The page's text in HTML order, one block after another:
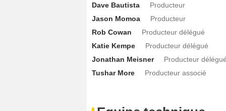
Dave Bautista
Producteur
Jason Momoa
Producteur
Rob Cowan
Producteur délégué
Katie Kempe
Producteur délégué
Jonathan Meisner
Producteur
Tushar More
Producteur associé